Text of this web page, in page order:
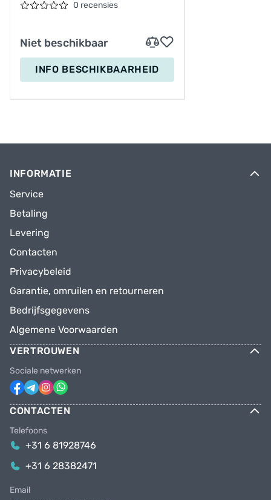
0 recensies
Niet beschikbaar
INFO BESCHIKBAARHEID
INFORMATIE
Service
Betaling
Levering
Contacten
Privacybeleid
Garantie, omruilen en retourneren
Bedrijfsgegevens
Algemene Voorwaarden
VERTROUWEN
Sociale netwerken
CONTACTEN
Telefoons
+31 6 81928746
+31 6 28382471
Email